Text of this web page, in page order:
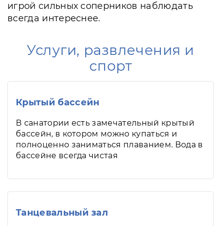
игрой сильных соперников наблюдать
всегда интереснее.
Услуги, развлечения и
спорт
Крытый бассейн
В санатории есть замечательный крытый
бассейн, в котором можно купаться и
полноценно заниматься плаванием. Вода в
бассейне всегда чистая
Танцевальный зал